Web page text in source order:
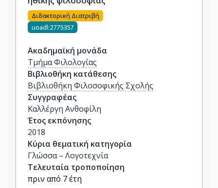
Διδακτορική Διατριβή
uoadl:2775357
Ακαδημαϊκή μονάδα
Τμήμα Φιλολογίας
Βιβλιοθήκη κατάθεσης
Βιβλιοθήκη Φιλοσοφικής Σχολής
Συγγραφέας
Καλλέργη Ανθοφίλη
Έτος εκπόνησης
2018
Κύρια θεματική κατηγορία
Γλώσσα – Λογοτεχνία
Τελευταία τροποποίηση
πριν από 7 έτη